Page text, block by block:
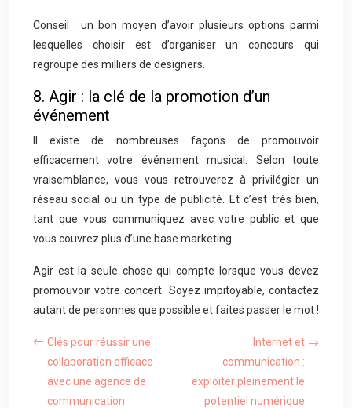
Conseil : un bon moyen d’avoir plusieurs options parmi
lesquelles choisir est d’organiser un concours qui
regroupe des milliers de designers.
8. Agir : la clé de la promotion d’un
événement
Il existe de nombreuses façons de promouvoir
efficacement votre événement musical. Selon toute
vraisemblance, vous vous retrouverez à privilégier un
réseau social ou un type de publicité. Et c’est très bien,
tant que vous communiquez avec votre public et que
vous couvrez plus d’une base marketing.
Agir est la seule chose qui compte lorsque vous devez
promouvoir votre concert. Soyez impitoyable, contactez
autant de personnes que possible et faites passer le mot !
Clés pour réussir une
collaboration efficace
avec une agence de
communication
Internet et
communication :
exploiter pleinement le
potentiel numérique